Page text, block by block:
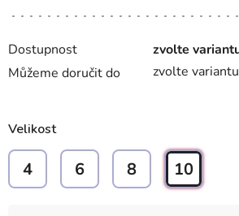
Dostupnost
zvolte
Můžeme doručit do
zvolte variantu
Velikost
4 6 8 10